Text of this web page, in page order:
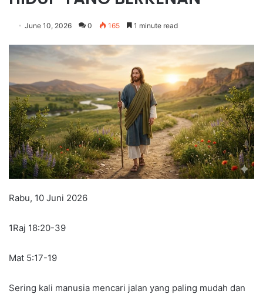
June 10, 2026 0 165 1 minute read
Rabu, 10 Juni 2026
1Raj 18:20-39
Mat 5:17-19
Sering kali manusia mencari jalan yang paling mudah dan